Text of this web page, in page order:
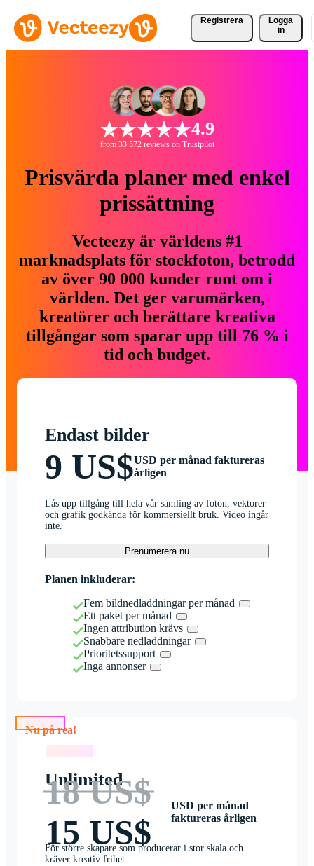
Registrera
Logga
in
4.9
from 33 572 reviews on Trustpilot
Prisvärda planer med enkel
prissättning
Vecteezy är världens #1
marknadsplats för stockfoton, betrodd
av över 90 000 kunder runt om i
världen. Det ger varumärken,
kreatörer och berättare kreativa
tillgångar som sparar upp till 76 % i
tid och budget.
Endast bilder
9 US$USD per månad faktureras
årligen
Lås upp tillgång till hela vår samling av foton, vektorer
och grafik godkända för kommersiellt bruk. Video ingår
inte.
Prenumerera nu
Planen inkluderar:
Fem bildnedladdningar per månad
Ett paket per månad
Ingen attribution krävs
Snabbare nedladdningar
Prioritetssupport
Inga annonser
Nu på rea!
Unlimited
18 US$
15 US$
USD per månad
faktureras årligen
För större skapare som producerar i stor skala och
kräver kreativ frihet